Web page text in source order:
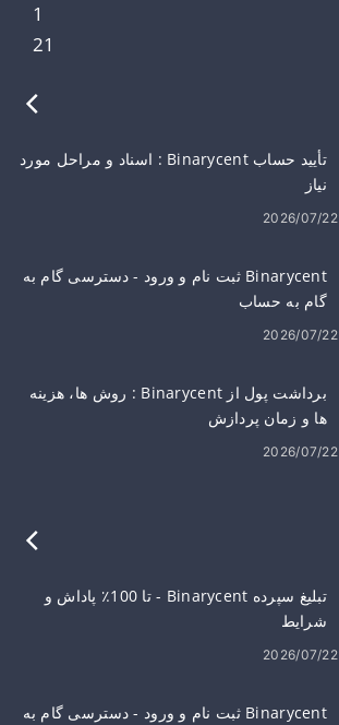
1
21
تأیید حساب Binarycent : اسناد و مراحل مورد
نیاز
2026/07/22
Binarycent ثبت نام و ورود - دسترسی گام به
گام به حساب
2026/07/22
برداشت پول از Binarycent : روش ها، هزینه
ها و زمان پردازش
2026/07/22
تبلیغ سپرده Binarycent - تا 100٪ پاداش و
شرایط
2026/07/22
Binarycent ثبت نام و ورود - دسترسی گام به